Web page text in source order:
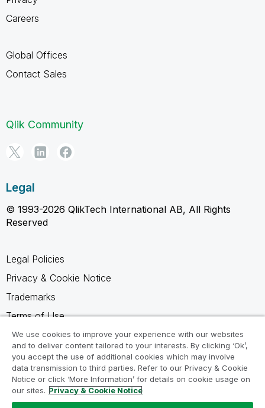
Careers
Global Offices
Contact Sales
Qlik Community
Legal
© 1993-2026 QlikTech International AB, All Rights
Reserved
Legal Policies
Privacy & Cookie Notice
Trademarks
Terms of Use
Legal Agreements
Product Terms
Do not share my info
We use cookies to improve your experience with our websites
and to deliver content tailored to your interests. By clicking ‘Ok’,
you accept the use of additional cookies which may involve
data transmission to third parties. Refer to our Privacy & Cookie
Notice or click ‘More Information’ for details on cookie usage on
our sites. Privacy & Cookie Notice